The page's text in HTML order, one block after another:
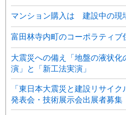
マンション購入は 建設中の現
富田林寺内町のコーポラティブ
大震災への備え「地盤の液状化
演」と「新工法実演」
「東日本大震災と建設リサイ
発表会・技術展示会出展者募集